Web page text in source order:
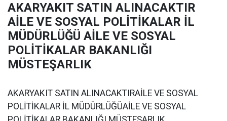
AKARYAKIT SATIN ALINACAKTIR
AİLE VE SOSYAL POLİTİKALAR İL
MÜDÜRLÜĞÜ AİLE VE SOSYAL
POLİTİKALAR BAKANLIĞI
MÜSTEŞARLIK
AKARYAKIT SATIN ALINACAKTIRAİLE VE SOSYAL
POLİTİKALAR İL MÜDÜRLÜĞÜAİLE VE SOSYAL